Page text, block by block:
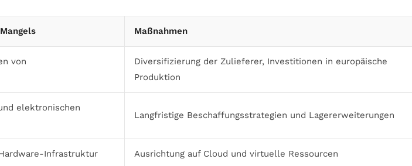
Maßnahmen
von
Diversifizierung der Zulieferer, Investitionen in europäische
Produktion
elektronischen
Langfristige Beschaffungsstrategien und Lagererweiterungen
Infrastruktur Ausrichtung auf Cloud und virtuelle Ressourcen